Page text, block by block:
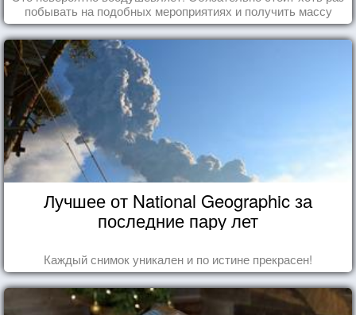
побывать на подобных мероприятиях и получить массу
впечатлений!
Лучшее от National Geographic за
последние пару лет
Каждый снимок уникален и по истине прекрасен!